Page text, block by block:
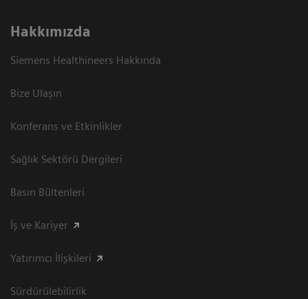
Hakkımızda
Siemens Healthineers Hakkında
Bize Ulaşın
Konferans ve Etkinlikler
Sağlık Sektörü Dergileri
Basın Bültenleri
İş ve Kariyer
Yatırımcı İlişkileri
Sürdürülebilirlik